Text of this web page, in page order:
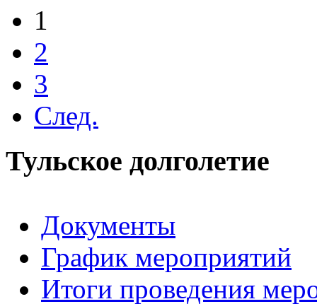
1
2
3
След.
Тульское долголетие
Документы
График мероприятий
Итоги проведения